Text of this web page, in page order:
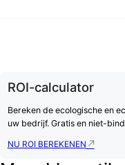
ROI-calculator
Bereken de ecologische en
uw bedrijf. Gratis en niet-
NU ROI BEREKENEN